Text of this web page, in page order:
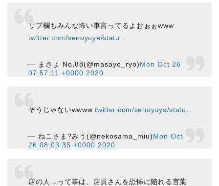
リプ欄もみんな怖い事言ってるよおぉぉwww
twitter.com/senoyuya/statu…
— まさよ No,88(@masayo_ryo)Mon Oct 26
07:57:11 +0000 2020
そうじゃないwwwwtwitter.com/senoyuya/statu…
— ねこさま?みう(@nekosama_miu)Mon Oct
26 08:03:35 +0000 2020
店の人…って事は、店員さんを恐怖に陥れる言葉